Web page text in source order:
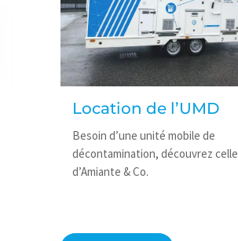
Location de l’UMD
Besoin d’une unité mobile de
décontamination, découvrez celle
d’Amiante & Co.